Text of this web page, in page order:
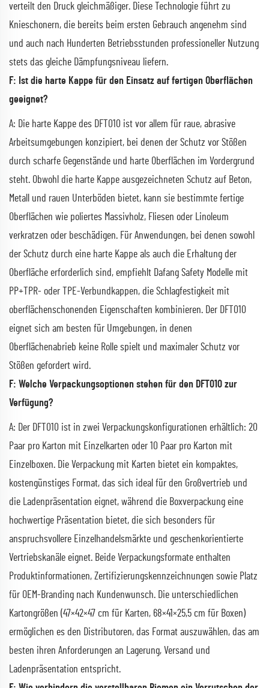
verteilt den Druck gleichmäßiger. Diese Technologie führt zu
Knieschonern, die bereits beim ersten Gebrauch angenehm sind
und auch nach Hunderten Betriebsstunden professioneller Nutzung
stets das gleiche Dämpfungsniveau liefern.
F: Ist die harte Kappe für den Einsatz auf fertigen Oberflächen
geeignet?
A: Die harte Kappe des DFT010 ist vor allem für raue, abrasive
Arbeitsumgebungen konzipiert, bei denen der Schutz vor Stößen
durch scharfe Gegenstände und harte Oberflächen im Vordergrund
steht. Obwohl die harte Kappe ausgezeichneten Schutz auf Beton,
Metall und rauen Unterböden bietet, kann sie bestimmte fertige
Oberflächen wie poliertes Massivholz, Fliesen oder Linoleum
verkratzen oder beschädigen. Für Anwendungen, bei denen sowohl
der Schutz durch eine harte Kappe als auch die Erhaltung der
Oberfläche erforderlich sind, empfiehlt Dafang Safety Modelle mit
PP+TPR- oder TPE-Verbundkappen, die Schlagfestigkeit mit
oberflächenschonenden Eigenschaften kombinieren. Der DFT010
eignet sich am besten für Umgebungen, in denen
Oberflächenabrieb keine Rolle spielt und maximaler Schutz vor
Stößen gefordert wird.
F: Welche Verpackungsoptionen stehen für den DFT010 zur
Verfügung?
A: Der DFT010 ist in zwei Verpackungskonfigurationen erhältlich: 20
Paar pro Karton mit Einzelkarten oder 10 Paar pro Karton mit
Einzelboxen. Die Verpackung mit Karten bietet ein kompaktes,
kostengünstiges Format, das sich ideal für den Großvertrieb und
die Ladenpräsentation eignet, während die Boxverpackung eine
hochwertige Präsentation bietet, die sich besonders für
anspruchsvollere Einzelhandelsmärkte und geschenkorientierte
Vertriebskanäle eignet. Beide Verpackungsformate enthalten
Produktinformationen, Zertifizierungskennzeichnungen sowie Platz
für OEM-Branding nach Kundenwunsch. Die unterschiedlichen
Kartongrößen (47×42×47 cm für Karten, 68×41×25,5 cm für Boxen)
ermöglichen es den Distributoren, das Format auszuwählen, das am
besten ihren Anforderungen an Lagerung, Versand und
Ladenpräsentation entspricht.